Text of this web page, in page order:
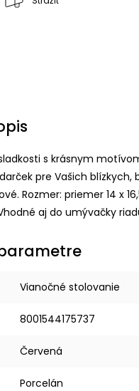
s krásnym
pre Vašich blízkych,
Rozmer: priemer 14 x
aj do umývačky
Vianočné stolovanie
8001544175737
Červená
Porcelán